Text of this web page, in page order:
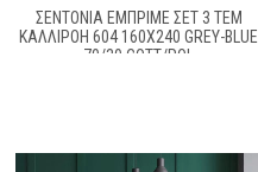
ΣΕΝΤΌΝΙΑ ΕΜΠΡΙΜΈ ΣΕΤ 3 ΤΕΜ
ΚΑΛΛΙΡΌΗ 604 160X240 GREY-BLUE
70/30 COTT/POL